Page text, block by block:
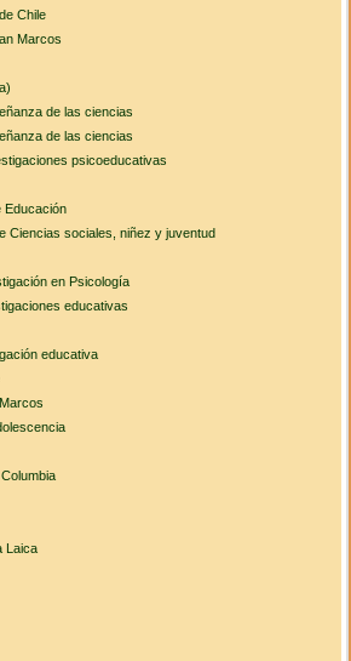
Chile
Marcos
de las ciencias
de las ciencias
psicoeducativas
Educación
Ciencias sociales, niñez y juventud
en Psicología
educativas
educativa
Laica